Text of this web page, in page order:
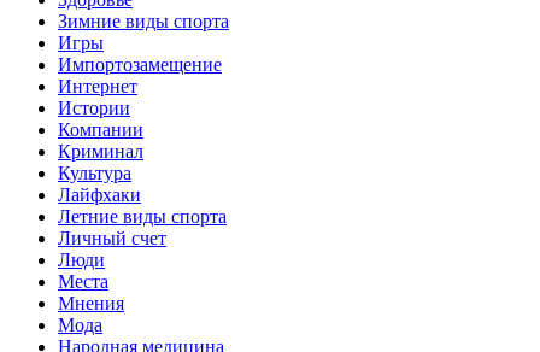
Зимние виды спорта
Игры
Импортозамещение
Интернет
Истории
Компании
Криминал
Культура
Лайфхаки
Летние виды спорта
Личный счет
Люди
Места
Мнения
Мода
Народная медицина